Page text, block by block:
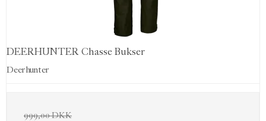
DEERHUNTER Chasse Bukser
Deerhunter
999,00 DKK